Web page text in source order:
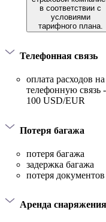
в соответствии с
условиями
тарифного плана.
Телефонная связь
оплата расходов на
телефонную связь -
100 USD/EUR
Потеря багажа
потеря багажа
задержка багажа
потеря документов
Аренда снаряжения